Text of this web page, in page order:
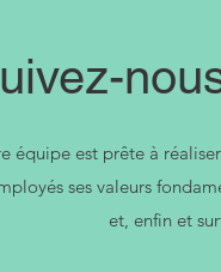
équipe est prête à
ses valeurs
et, enfin et